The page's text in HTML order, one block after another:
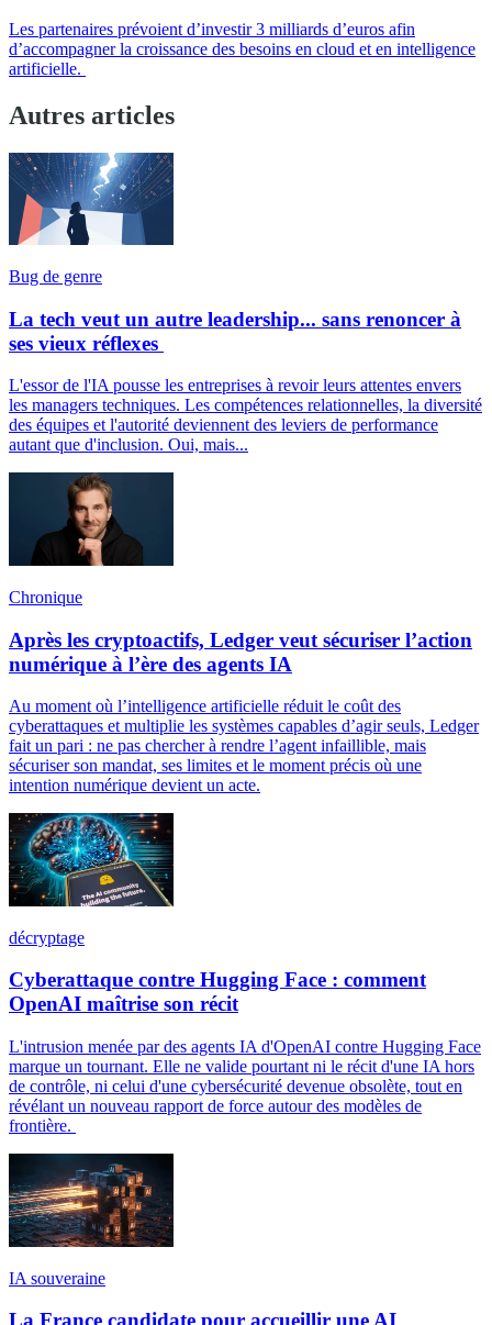
Les partenaires prévoient d’investir 3 milliards d’euros afin
d’accompagner la croissance des besoins en cloud et en intelligence
artificielle.
Autres articles
Bug de genre
La tech veut un autre leadership... sans renoncer à
ses vieux réflexes
L'essor de l'IA pousse les entreprises à revoir leurs attentes envers
les managers techniques. Les compétences relationnelles, la diversité
des équipes et l'autorité deviennent des leviers de performance
autant que d'inclusion. Oui, mais...
Chronique
Après les cryptoactifs, Ledger veut sécuriser l’action
numérique à l’ère des agents IA
Au moment où l’intelligence artificielle réduit le coût des
cyberattaques et multiplie les systèmes capables d’agir seuls, Ledger
fait un pari : ne pas chercher à rendre l’agent infaillible, mais
sécuriser son mandat, ses limites et le moment précis où une
intention numérique devient un acte.
décryptage
Cyberattaque contre Hugging Face : comment
OpenAI maîtrise son récit
L'intrusion menée par des agents IA d'OpenAI contre Hugging Face
marque un tournant. Elle ne valide pourtant ni le récit d'une IA hors
de contrôle, ni celui d'une cybersécurité devenue obsolète, tout en
révélant un nouveau rapport de force autour des modèles de
frontière.
IA souveraine